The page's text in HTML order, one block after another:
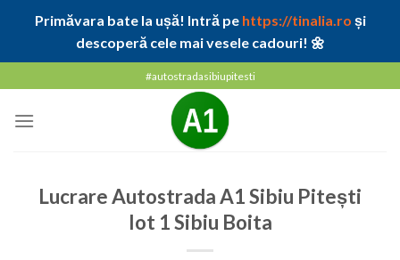
Primăvara bate la ușă! Intră pe https://tinalia.ro și
descoperă cele mai vesele cadouri! 🌼
to
content
#autostradasibiupitesti
Lucrare Autostrada A1 Sibiu Pitești
lot 1 Sibiu Boita